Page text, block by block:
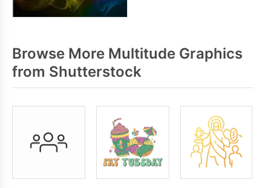
Browse More Multitude Graphics
from Shutterstock